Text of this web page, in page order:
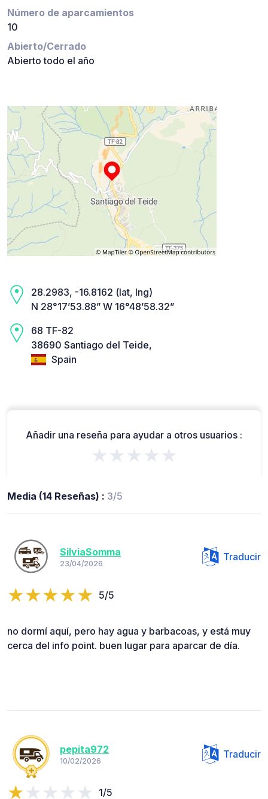
Número de aparcamientos
10
Abierto/Cerrado
Abierto todo el año
28.2983, -16.8162 (lat, lng)
N 28°17’53.88” W 16°48’58.32”
68 TF-82
38690 Santiago del Teide,
Spain
Añadir una reseña para ayudar a otros usuarios :
★★★★★
Media (14 Reseñas) : 3/5
SilviaSomma
23/04/2026
Traducir
5/5
no dormí aquí, pero hay agua y barbacoas, y está muy
cerca del info point. buen lugar para aparcar de día.
pepita972
10/02/2026
Traducir
1/5